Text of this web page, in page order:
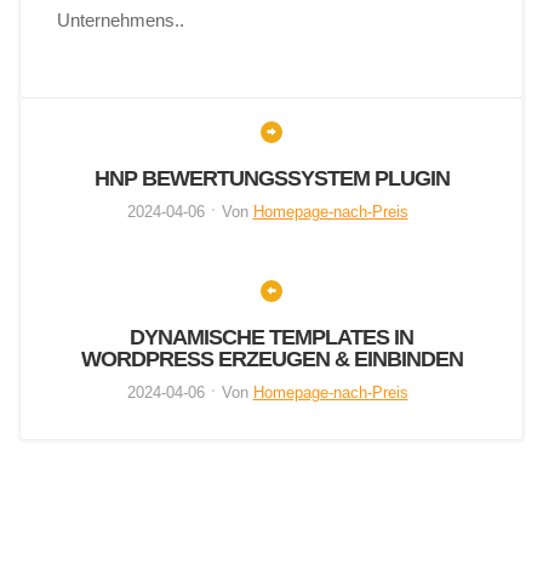
Unternehmens..
HNP BEWERTUNGSSYSTEM PLUGIN
2024-04-06 Von Homepage-nach-Preis
DYNAMISCHE TEMPLATES IN
WORDPRESS ERZEUGEN & EINBINDEN
2024-04-06 Von Homepage-nach-Preis